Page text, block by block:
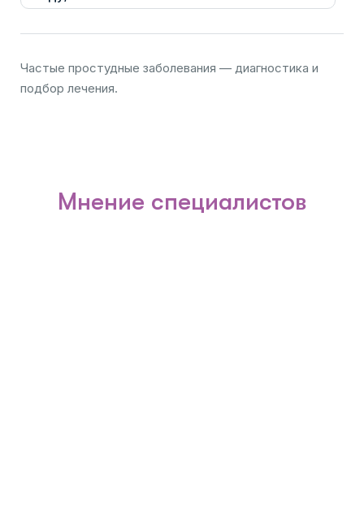
Частые простудные заболевания — диагностика и
подбор лечения.
Мнение специалистов